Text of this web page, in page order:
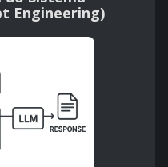
Engineering)